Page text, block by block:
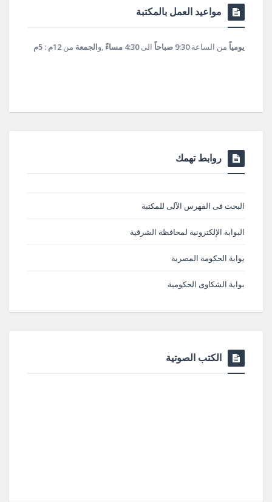
مواعيد العمل بالمكتبة
يومياً من الساعة9:30 صباحاً الى4:30 مساءً ,والجمعة من 12م : 5م
روابط تهمك
البحث فى الفهرس الآلى للمكتبة
البوابة الإلكترونية لمحافظة الشرقية
بوابة الحكومة المصرية
بوابة الشكاوى الحكومية
الكتب الصوتية